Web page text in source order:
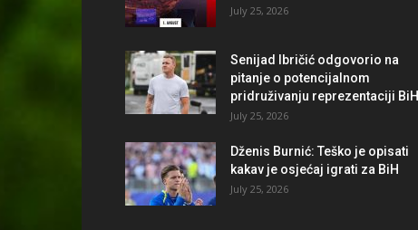
July 25, 2026
Senijad Ibričić odgovorio na
pitanje o potencijalnom
pridruživanju reprezentaciji BiH
July 25, 2026
Dženis Burnić: Teško je opisati
kakav je osjećaj igrati za BiH
July 25, 2026